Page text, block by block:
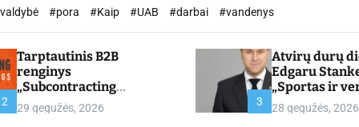
#pora #Kaip #UAB #darbai #vandenys
2
Tarptautinis B2B
renginys
„Subcontracting
Meetings 2026“ –
chamber.lt
29 gegužės, 2026 3
Atvirų durų
Edgaru
„Sportas ir
partnerystės,
kuria vertę“ –
28 gegužės, 2026